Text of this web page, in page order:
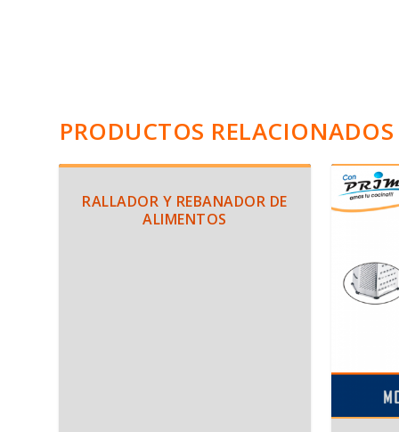
PRODUCTOS RELACIONADOS
RALLADOR Y REBANADOR DE
ALIMENTOS